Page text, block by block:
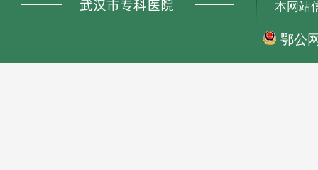
本网站
鄂公